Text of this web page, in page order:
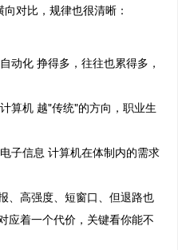
对比，规律也很清晰：
动化 挣得多，往往也累得多，
算机 越"传统"的方向，职业生
子信息 计算机在体制内的需求
、高强度、短窗口、但退路也
应着一个代价，关键看你能不